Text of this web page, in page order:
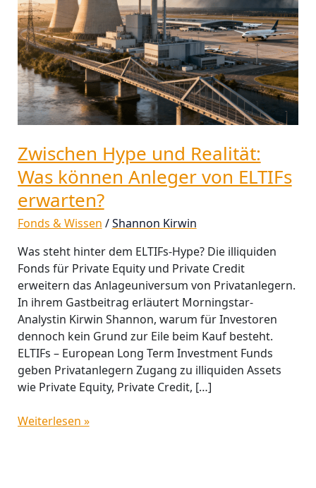
Zwischen Hype und Realität:
Was können Anleger von ELTIFs
erwarten?
Fonds & Wissen /Shannon Kirwin
Was steht hinter dem ELTIFs-Hype? Die illiquiden
Fonds für Private Equity und Private Credit
erweitern das Anlageuniversum von Privatanlegern.
In ihrem Gastbeitrag erläutert Morningstar-
Analystin Kirwin Shannon, warum für Investoren
dennoch kein Grund zur Eile beim Kauf besteht.
ELTIFs – European Long Term Investment Funds
geben Privatanlegern Zugang zu illiquiden Assets
wie Private Equity, Private Credit, […]
Anleger
von
ELTIFs
erwarten?
Weiterlesen »